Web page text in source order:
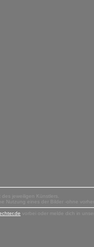
jeweiligen Künstlers.
Nutzung eines der Bilder -ohne
vorbei oder melde dich in